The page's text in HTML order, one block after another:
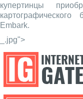
купертинцы
Embark.
_.jpg">